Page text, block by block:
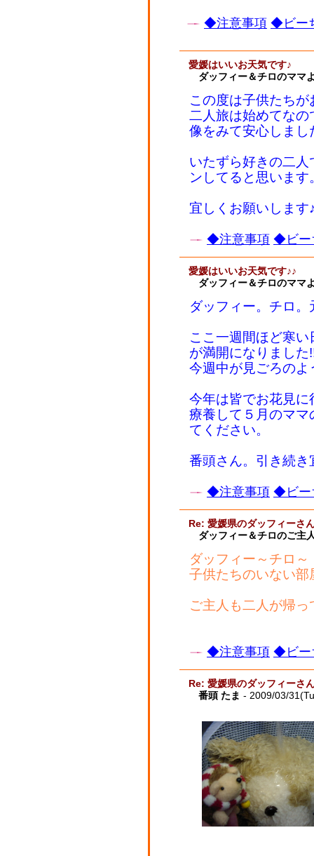
◆注意事項 ◆ビー
愛媛はいいお天気です♪
ダッフィー＆チロのママ
この度は子供たち
二人旅は始めてな
像をみて安心しまし
いたずら好きの二
ンしてると思いま
宜しくお願いします
◆注意事項 ◆ビー
愛媛はいいお天気です♪♪
ダッフィー＆チロのママ
ダッフィー。チロ。
ここ一週間ほど寒
が満開になりました
今週中が見ごろのよ
今年は皆でお花見
療養して５月のマ
てください。
番頭さん。引き続
◆注意事項 ◆ビー
Re: 愛媛県のダッフィーさ
ダッフィー＆チロのご主
ダッフィー～チロ～
子供たちのいない
ご主人も二人が帰
◆注意事項 ◆ビー
Re: 愛媛県のダッフィーさ
番頭 たま - 2009/03/